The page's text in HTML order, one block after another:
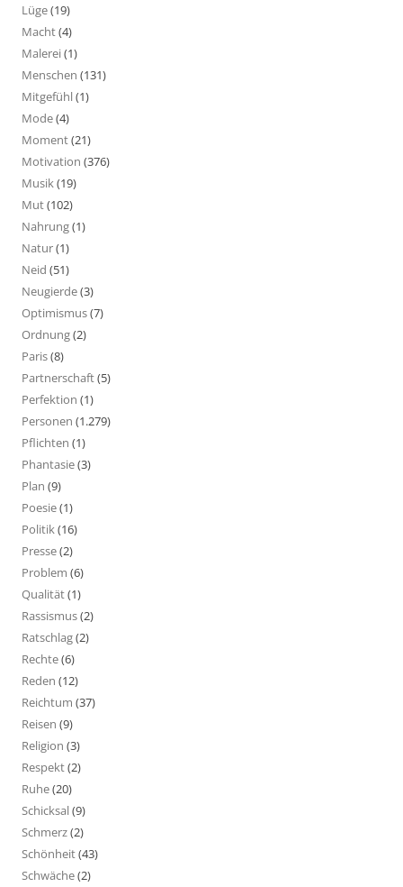
Lüge(19)
Macht(4)
Malerei(1)
Menschen (131)
Mitgefühl(1)
Mode(4)
Moment(21)
Motivation (376)
Musik(19)
Mut(102)
Nahrung(1)
Natur(1)
Neid (51)
Neugierde(3)
Optimismus(7)
Ordnung(2)
Paris(8)
Partnerschaft(5)
Perfektion (1)
Personen (1.279)
Pflichten (1)
Phantasie(3)
Plan (9)
Poesie(1)
Politik(16)
Presse(2)
Problem (6)
Qualität(1)
Rassismus(2)
Ratschlag(2)
Rechte(6)
Reden (12)
Reichtum (37)
Reisen (9)
Religion (3)
Respekt(2)
Ruhe(20)
Schicksal(9)
Schmerz(2)
Schönheit(43)
Schwäche(2)